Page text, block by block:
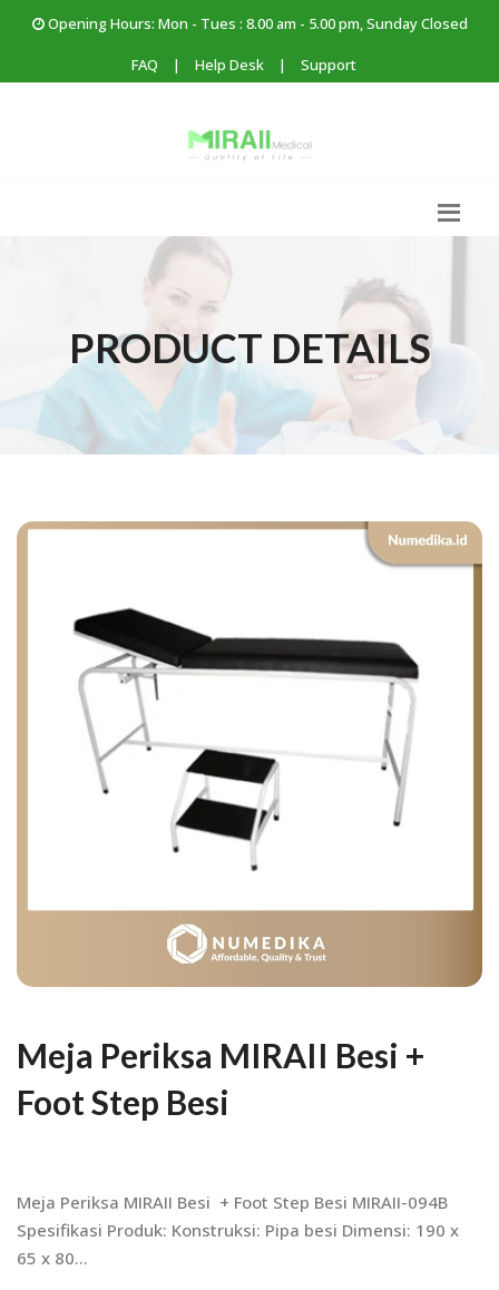
Opening Hours: Mon - Tues : 8.00 am - 5.00 pm, Sunday Closed
FAQ | Help Desk | Support
PRODUCT DETAILS
Meja Periksa MIRAII Besi +
Foot Step Besi
Meja Periksa MIRAII Besi + Foot Step Besi MIRAII-094B
Spesifikasi Produk: Konstruksi: Pipa besi Dimensi: 190 x
65 x 80...